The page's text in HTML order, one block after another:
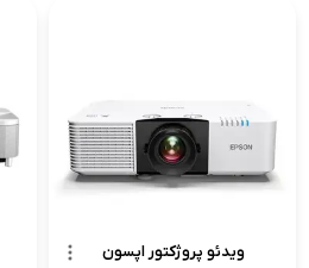
ویدئو پروژکتور اپسون